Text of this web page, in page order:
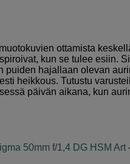
ottamista
kun se tulee esiin.
puiden hajallaan olevan
heikkous. Tutustu
päivän aikana, kun
50mm f/1,4 DG HSM Art